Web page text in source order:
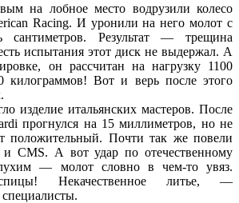
на лобное место водрузили колесо
Racing. И уронили на него молот с
сантиметров. Результат — трещина
испытания этот диск не выдержал. А
он рассчитан на нагрузку 1100
килограммов! Вот и верь после этого
изделие итальянских мастеров. После
прогнулся на 15 миллиметров, но не
положительный. Почти так же повели
и CMS. А вот удар по отечественному
— молот словно в чем-то увяз.
Некачественное литье, —